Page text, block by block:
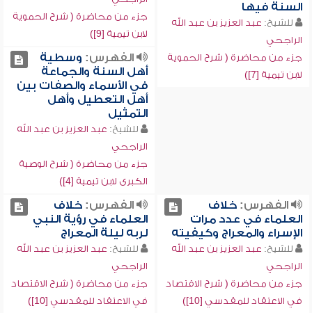
السنة فيها
للشيخ: عبد العزيز بن عبد الله
الراجحي
جزء من محاضرة ( شرح الحموية
لابن تيمية [7])
جزء من محاضرة ( شرح الحموية
لابن تيمية [9])
الفهرس: وسطية
أهل السنة والجماعة
في الأسماء والصفات بين
أهل التعطيل وأهل
التمثيل
للشيخ: عبد العزيز بن عبد الله
الراجحي
جزء من محاضرة ( شرح الوصية
الكبرى لابن تيمية [4])
الفهرس:خلاف
العلماء في عدد مرات
الإسراء والمعراج وكيفيته
للشيخ: عبد العزيز بن عبد الله
الراجحي
جزء من محاضرة ( شرح الاقتصاد
في الاعتقاد للمقدسي [10])
الفهرس:خلاف
العلماء في رؤية النبي
لربه ليلة المعراج
للشيخ: عبد العزيز بن عبد الله
الراجحي
جزء من محاضرة ( شرح الاقتصاد
في الاعتقاد للمقدسي [10])